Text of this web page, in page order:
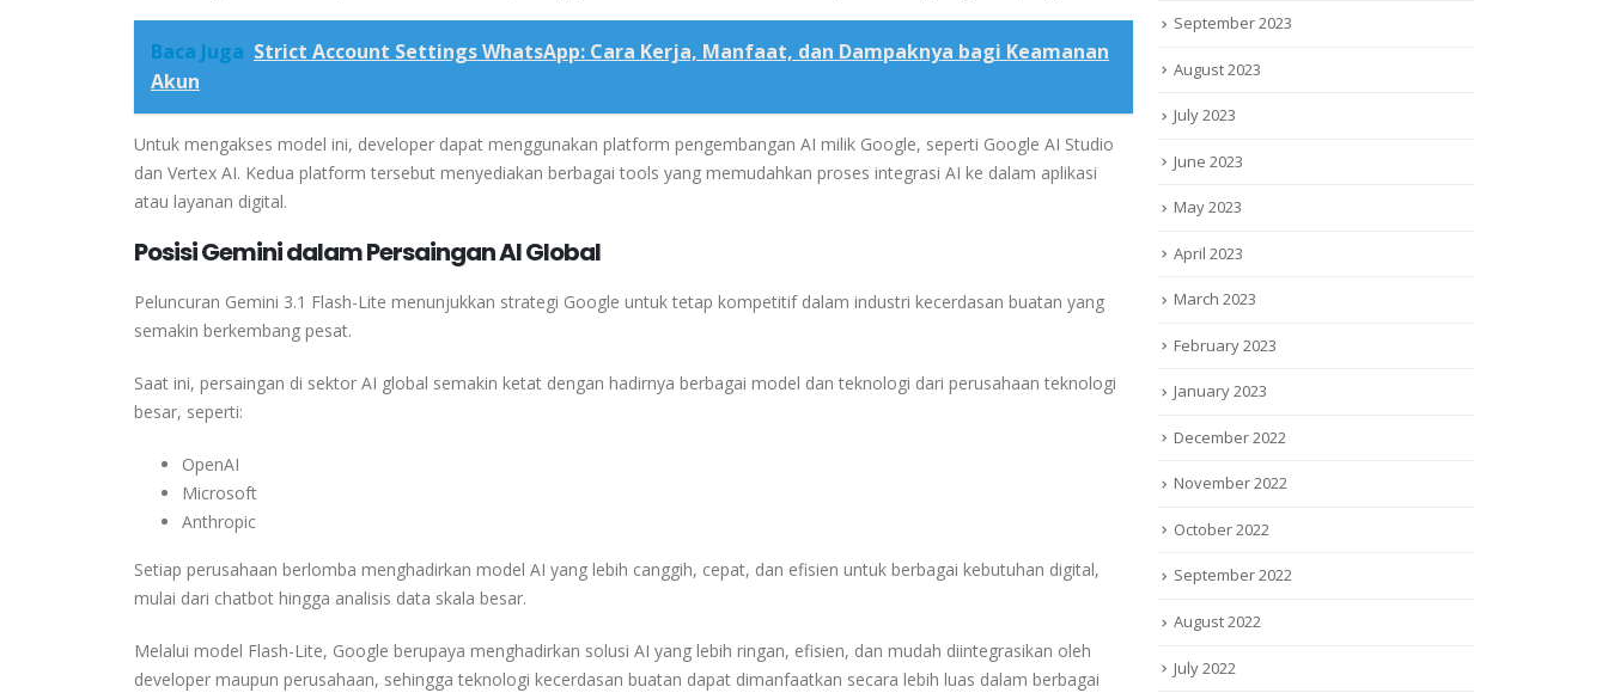
Baca Juga Strict Account Settings WhatsApp: Cara Kerja, Manfaat, dan Dampaknya bagi Keamanan
Akun
Untuk mengakses model ini, developer dapat menggunakan platform pengembangan AI milik Google, seperti Google AI Studio
dan Vertex AI. Kedua platform tersebut menyediakan berbagai tools yang memudahkan proses integrasi AI ke dalam aplikasi
atau layanan digital.
Posisi Gemini dalam Persaingan AI Global
Peluncuran Gemini 3.1 Flash-Lite menunjukkan strategi Google untuk tetap kompetitif dalam industri kecerdasan buatan yang
semakin berkembang pesat.
Saat ini, persaingan di sektor AI global semakin ketat dengan hadirnya berbagai model dan teknologi dari perusahaan teknologi
besar, seperti:
OpenAI
Microsoft
Anthropic
Setiap perusahaan berlomba menghadirkan model AI yang lebih canggih, cepat, dan efisien untuk berbagai kebutuhan digital,
mulai dari chatbot hingga analisis data skala besar.
Melalui model Flash-Lite, Google berupaya menghadirkan solusi AI yang lebih ringan, efisien, dan mudah diintegrasikan oleh
developer maupun perusahaan, sehingga teknologi kecerdasan buatan dapat dimanfaatkan secara lebih luas dalam berbagai
September 2023
August 2023
July 2023
June 2023
May 2023
April 2023
March 2023
February 2023
January 2023
December 2022
November 2022
October 2022
September 2022
August 2022
July 2022